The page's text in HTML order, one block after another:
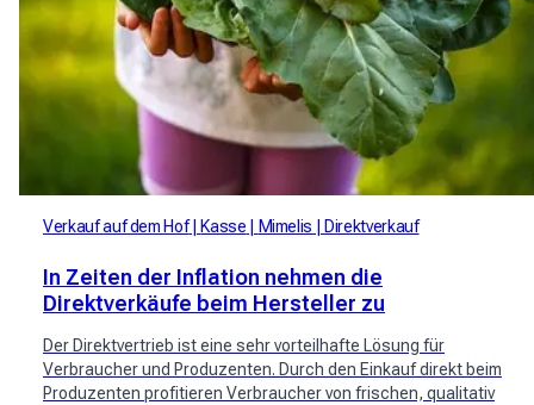
Verkauf auf dem Hof Kasse Mimelis Direktverkauf
In Zeiten der Inflation nehmen die
Direktverkäufe beim Hersteller zu
Der Direktvertrieb ist eine sehr vorteilhafte Lösung für
Verbraucher und Produzenten. Durch den Einkauf direkt beim
Produzenten profitieren Verbraucher von frischen, qualitativ